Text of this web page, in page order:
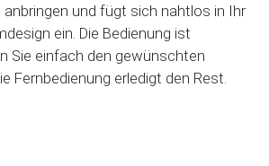
und fügt sich nahtlos in Ihr
ein. Die Bedienung ist
Sie einfach den gewünschten
Fernbedienung erledigt den Rest.